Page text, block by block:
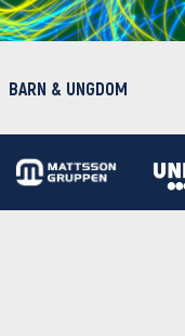
BARN & UNGDOM